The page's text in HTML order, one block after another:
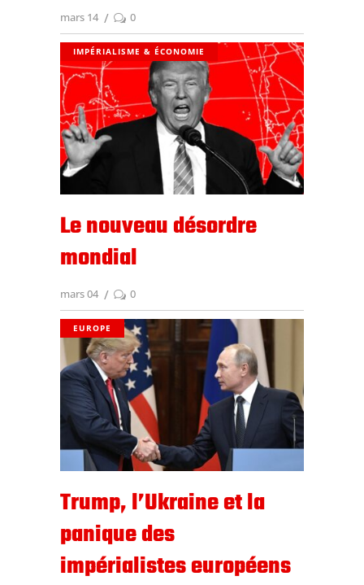
mars 14 0
IMPÉRIALISME & ÉCONOMIE
Le nouveau désordre
mondial
mars 04 0
EUROPE
Trump, l’Ukraine et la
panique des
impérialistes européens